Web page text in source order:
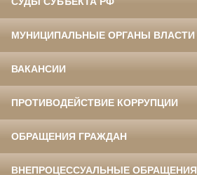
МУНИЦИПАЛЬНЫЕ ОРГАНЫ ВЛАСТИ
ВАКАНСИИ
ПРОТИВОДЕЙСТВИЕ КОРРУПЦИИ
ОБРАЩЕНИЯ ГРАЖДАН
ВНЕПРОЦЕССУАЛЬНЫЕ ОБРАЩЕНИЯ